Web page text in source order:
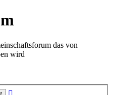
das von
wird